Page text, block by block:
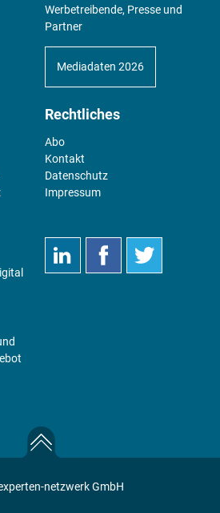
Werbetreibende, Presse und
Partner
Mediadaten 2026
Rechtliches
Abo
Kontakt
Datenschutz
Impressum
netzwerk GmbH